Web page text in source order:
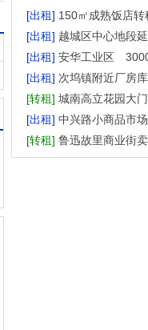
[出租] 150㎡成熟饭店
[出租] 越城区中心地段
[出租] 安华工业区
[出租] 次坞镇附近厂房
[转租] 城南高立花园大
[出租] 中兴路小商品市
[转租] 鲁迅故里商业街